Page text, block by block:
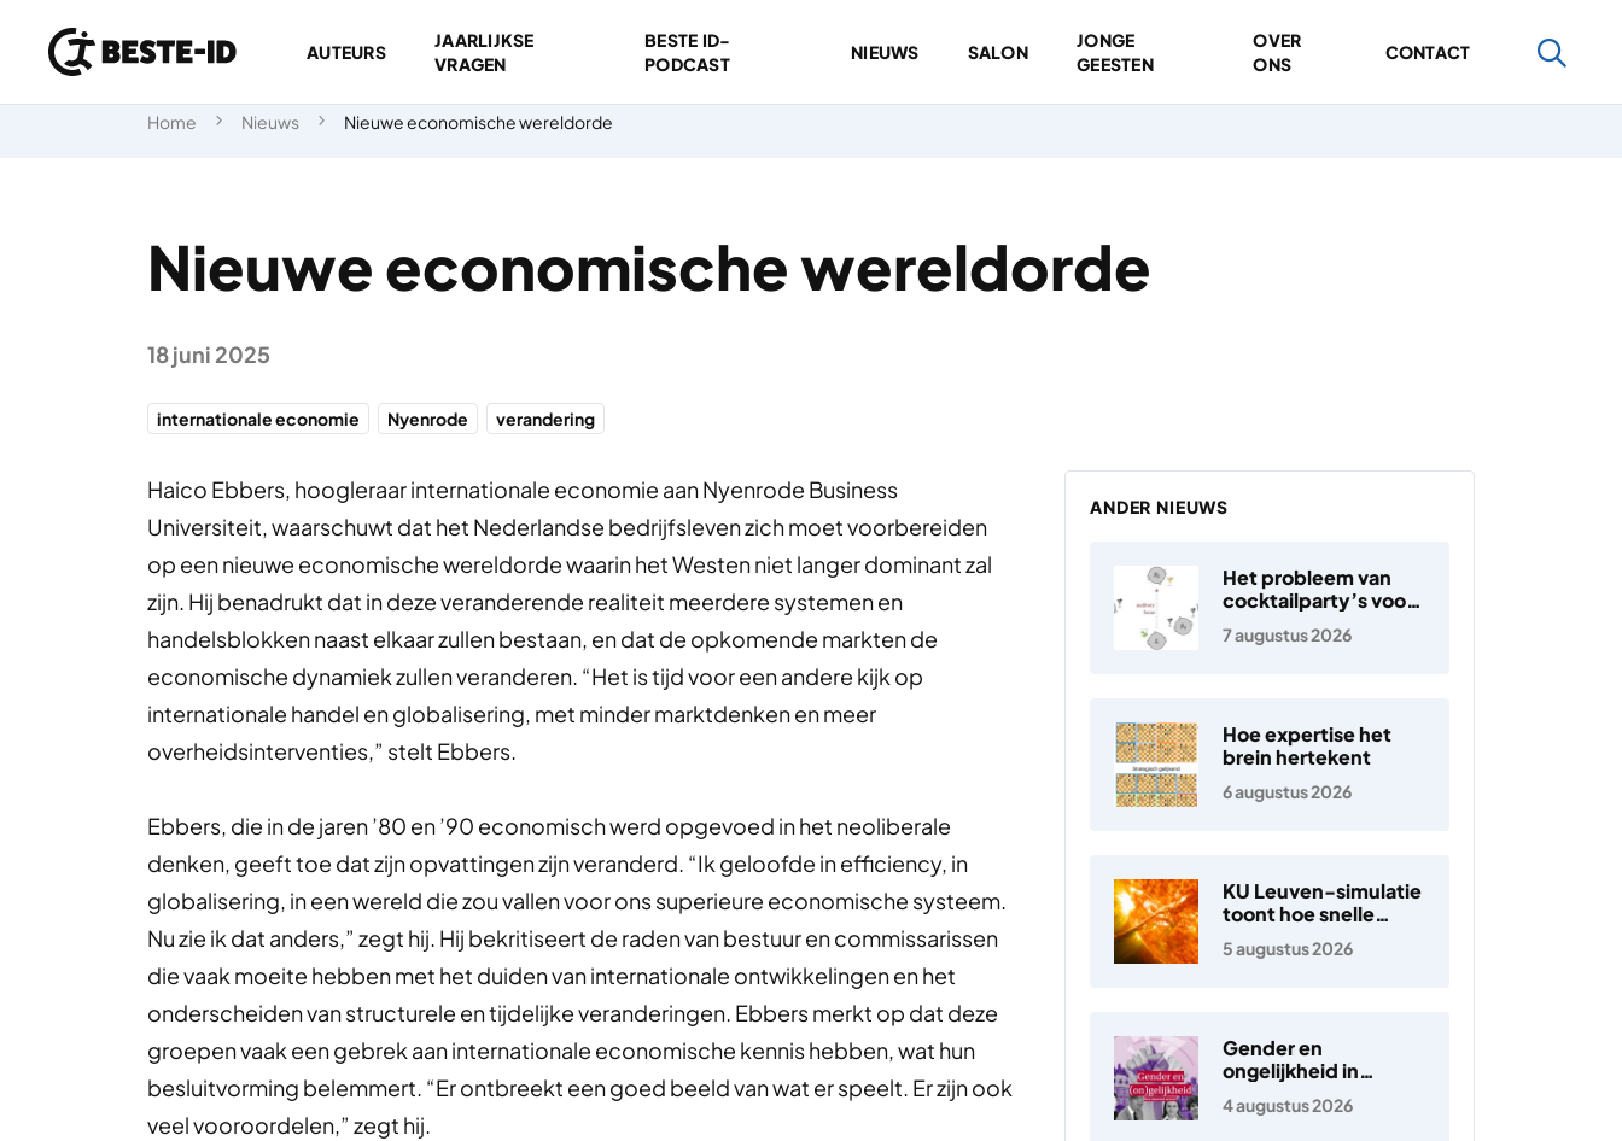
Ga naar inhoud
AUTEURS
JAARLIJKSE
VRAGEN
BESTE ID-
PODCAST
NIEUWS SALON
JONGE
GEESTEN
OVER
ONS
CONTACT
Home Nieuws Nieuwe economische wereldorde
Nieuwe economische wereldorde
18 juni 2025
internationale economie Nyenrode verandering
Haico Ebbers, hoogleraar internationale economie aan Nyenrode Business
Universiteit, waarschuwt dat het Nederlandse bedrijfsleven zich moet voorbereiden
op een nieuwe economische wereldorde waarin het Westen niet langer dominant zal
zijn. Hij benadrukt dat in deze veranderende realiteit meerdere systemen en
handelsblokken naast elkaar zullen bestaan, en dat de opkomende markten de
economische dynamiek zullen veranderen. “Het is tijd voor een andere kijk op
internationale handel en globalisering, met minder marktdenken en meer
overheidsinterventies,” stelt Ebbers.
Ebbers, die in de jaren ’80 en ’90 economisch werd opgevoed in het neoliberale
denken, geeft toe dat zijn opvattingen zijn veranderd. “Ik geloofde in efficiency, in
globalisering, in een wereld die zou vallen voor ons superieure economische systeem.
Nu zie ik dat anders,” zegt hij. Hij bekritiseert de raden van bestuur en commissarissen
die vaak moeite hebben met het duiden van internationale ontwikkelingen en het
onderscheiden van structurele en tijdelijke veranderingen. Ebbers merkt op dat deze
groepen vaak een gebrek aan internationale economische kennis hebben, wat hun
besluitvorming belemmert. “Er ontbreekt een goed beeld van wat er speelt. Er zijn ook
veel vooroordelen,” zegt hij.
ANDER NIEUWS
Het probleem van
cocktailparty’s voor
hoortoestellen
7 augustus 2026
Hoe expertise het
brein hertekent
6 augustus 2026
KU Leuven-simulatie
toont hoe snelle
elektronen in de
zonnewind ontstaan
5 augustus 2026
Gender en
ongelijkheid in
Nederland
4 augustus 2026